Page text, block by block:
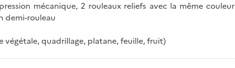
mécanique, 2 rouleaux reliefs avec la même couleur
demi-rouleau
quadrillage, platane, feuille, fruit)